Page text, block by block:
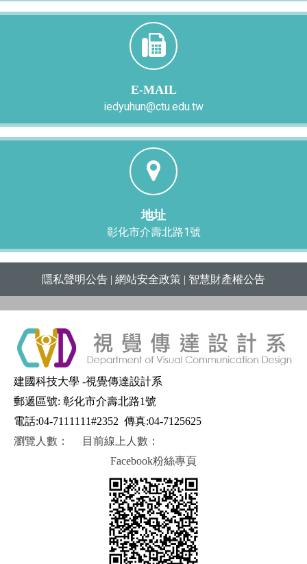
E-MAIL
iedyuhun@ctu.edu.tw
地址
彰化市介壽北路1號
隱私聲明公告 | 網站安全政策 | 智慧財產權公告
建國科技大學 -視覺傳達設計系
郵遞區號: 彰化市介壽北路1號
電話:04-7111111#2352 傳真:04-7125625
瀏覽人數：
目前線上人數：
Facebook粉絲專頁